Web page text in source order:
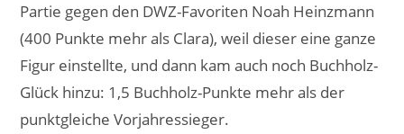
Partie gegen den DWZ-Favoriten Noah Heinzmann
(400 Punkte mehr als Clara), weil dieser eine ganze
Figur einstellte, und dann kam auch noch Buchholz-
Glück hinzu: 1,5 Buchholz-Punkte mehr als der
punktgleiche Vorjahressieger.